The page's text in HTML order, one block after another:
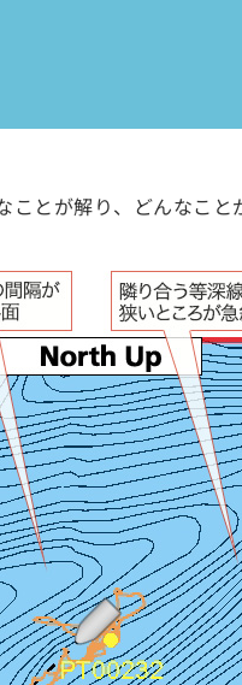
ことが解り、どんなこと